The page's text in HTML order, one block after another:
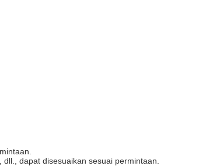
dapat disesuaikan sesuai permintaan.